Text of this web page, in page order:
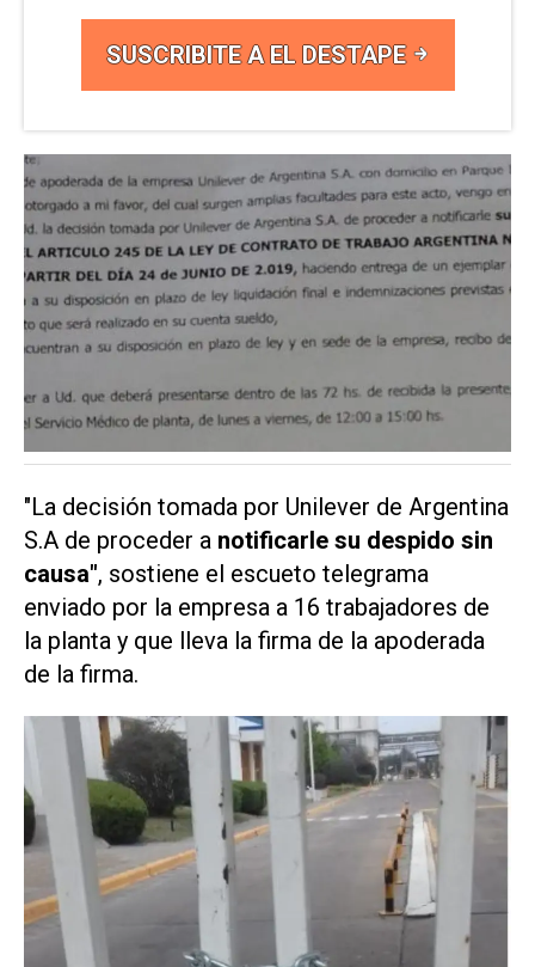
SUSCRIBITE A EL DESTAPE
"La decisión tomada por Unilever de Argentina
S.A de proceder a notificarle su despido sin
causa", sostiene el escueto telegrama
enviado por la empresa a 16 trabajadores de
la planta y que lleva la firma de la apoderada
de la firma.